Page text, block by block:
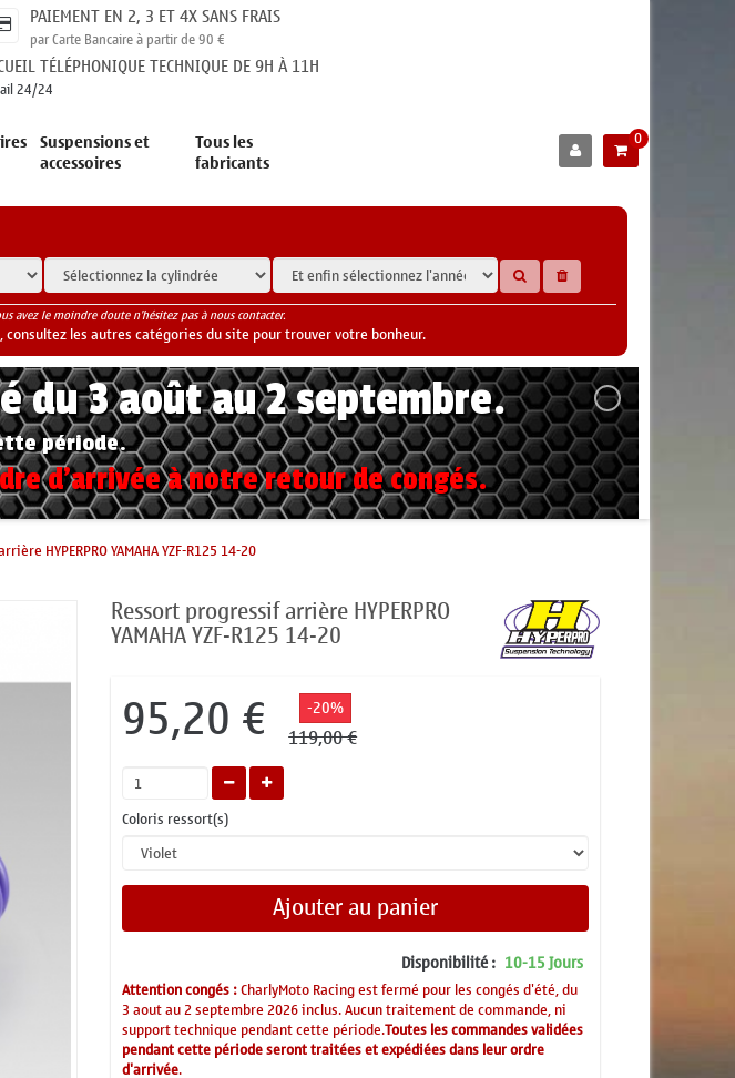
PAIEMENT EN 2, 3 ET 4X SANS FRAIS
par Carte Bancaire à partir de 90 €
TÉLÉPHONIQUE TECHNIQUE DE 9H À 11H
24/24
Suspensions et
accessoires
Tous les
fabricants
0
avez le moindre doute n'hésitez pas à nous contacter.
les autres catégories du site pour trouver votre bonheur.
du 3 août au 2 septembre.
période.
d'arrivée à notre retour de congés.
HYPERPRO YAMAHA YZF-R125 14-20
Ressort progressif arrière HYPERPRO
YAMAHA YZF-R125 14-20
95,20 € -20%
119,00 €
Coloris ressort(s)
Ajouter au panier
Disponibilité : 10-15 Jours
Attention congés :CharlyMoto Racing est fermé pour les congés d'été, du
3 aout au 2 septembre 2026 inclus. Aucun traitement de commande, ni
support technique pendant cette période.Toutes les commandes validées
pendant cette période seront traitées et expédiées dans leur ordre
d'arrivée.